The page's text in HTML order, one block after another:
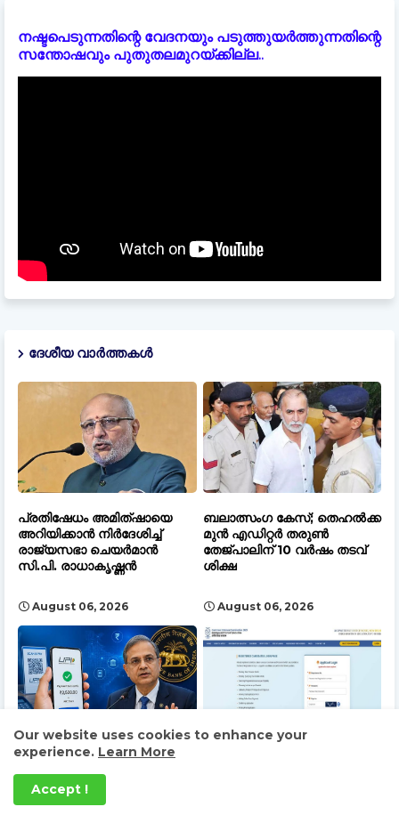
നഷ്ടപെടുന്നതിന്റെ വേദനയും പടുത്തുയർത്തുന്നതിന്റെ
സന്തോഷവും പുതുതലമുറയ്ക്കില്ല..
ദേശീയ വാർത്തകൾ
പ്രതിഷേധം അമിത്ഷായെ
അറിയിക്കാൻ നിർദേശിച്ച്
രാജ്യസഭാ ചെയർമാൻ
സി.പി. രാധാകൃഷ്ണൻ
August 06, 2026
ബലാത്സംഗ കേസ്; തെഹൽക്ക
മുൻ എഡിറ്റർ തരുൺ
തേജ്പാലിന് 10 വർഷം തടവ്
ശിക്ഷ
August 06, 2026
യു.പി.ഐ ഇടപാടുകൾക്ക്
ചെലവേറിയേക്കാം: സൂചന
നൽകി റിസർവ് ബാങ്ക്
ഗവർണർ
Our website uses cookies to enhance your
experience. Learn More
Accept !